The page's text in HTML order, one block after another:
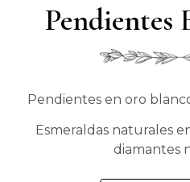
Pendientes
Pendientes en oro
Esmeraldas naturales
diamantes